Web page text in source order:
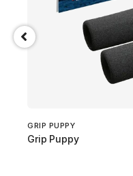
GRIP PUPPY
Grip Puppy